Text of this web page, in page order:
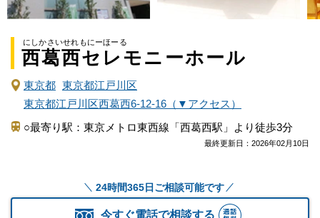
にしかさいせれもにーほーる
西葛西セレモニーホール
東京都 東京都江戸川区
東京都江戸川区西葛西6-12-16（▼アクセス）
○最寄り駅：東京メトロ東西線「西葛西駅」より徒歩3分
最終更新日： 2026年02月10日
24時間365日ご相談可能です
今すぐ電話で相談する